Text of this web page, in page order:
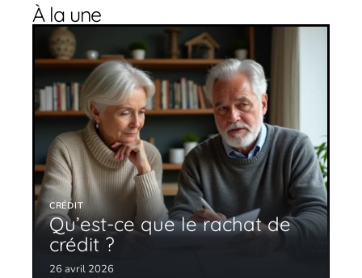
À la une
CRÉDIT
Qu’est-ce que le rachat de
crédit ?
26 avril 2026